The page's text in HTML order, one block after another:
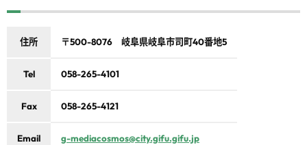
住所 〒500-8076 岐阜県岐阜市司町40番地5
Tel 058-265-4101
Fax 058-265-4121
Email g-mediacosmos@city.gifu.gifu.jp